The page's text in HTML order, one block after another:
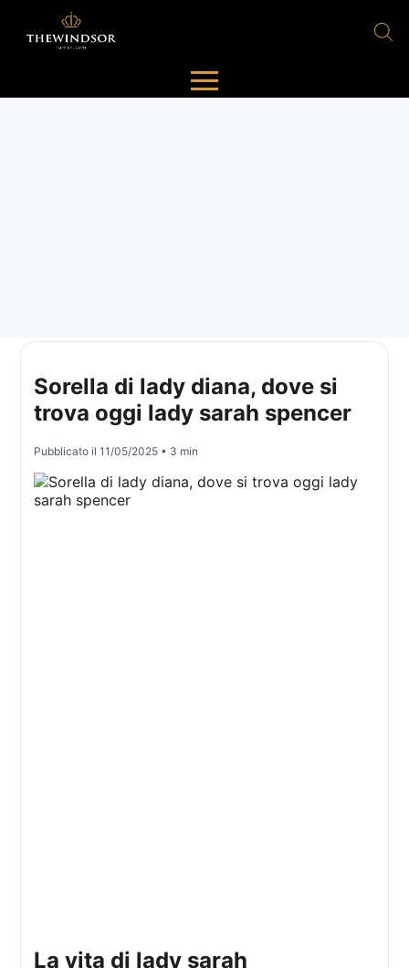
Sorella di lady diana, dove si
trova oggi lady sarah spencer
Pubblicato il11/05/2025 • 3 min
la vita di lady sarah